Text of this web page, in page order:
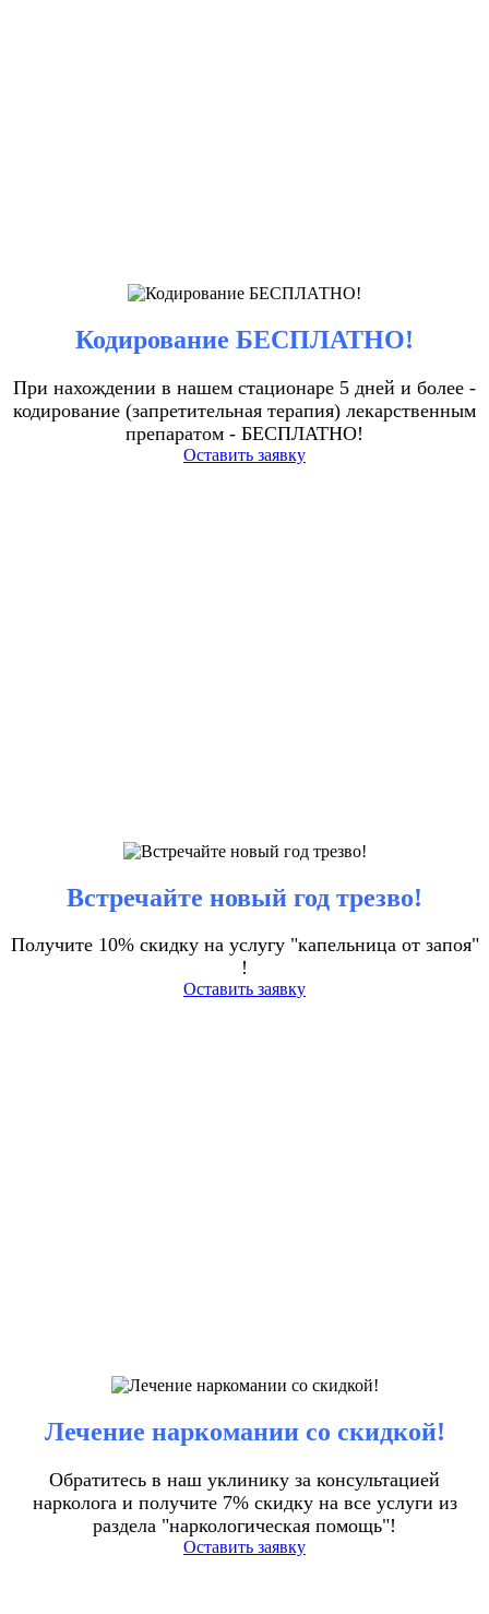
Кодирование БЕСПЛАТНО!
При нахождении в нашем стационаре 5 дней и более -
кодирование (запретительная терапия) лекарственным
препаратом - БЕСПЛАТНО!
Оставить заявку
Встречайте новый год трезво!
Получите 10% скидку на услугу "капельница от запоя"
!
Оставить заявку
Лечение наркомании со скидкой!
Обратитесь в наш уклинику за консультацией
нарколога и получите 7% скидку на все услуги из
раздела "наркологическая помощь"!
Оставить заявку